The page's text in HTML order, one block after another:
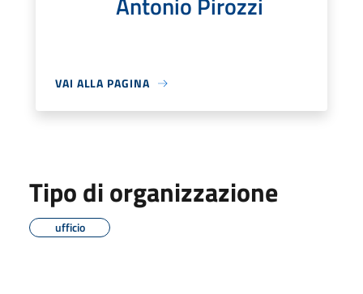
VAI ALLA PAGINA
Tipo di organizzazione
ufficio